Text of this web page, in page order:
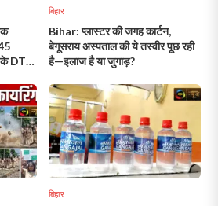
के DTO
बिहार
Bihar: प्लास्टर की जगह कार्टन,
बेगूसराय अस्पताल की ये तस्वीर पूछ रही
है—इलाज है या जुगाड़?
बिहार